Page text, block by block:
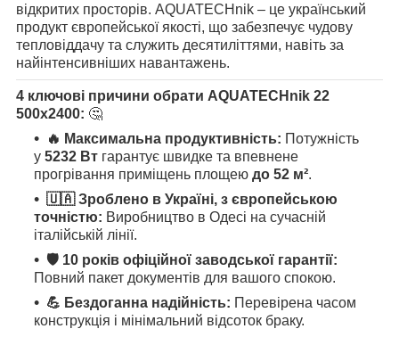
відкритих просторів. AQUATECHnik – це український
продукт європейської якості, що забезпечує чудову
тепловіддачу та служить десятиліттями, навіть за
найінтенсивніших навантажень.
4 ключові причини обрати AQUATECHnik 22
500x2400: 🤔
🔥 Максимальна продуктивність: Потужність
у 5232 Вт гарантує швидке та впевнене
прогрівання приміщень площею до 52 м².
🇺🇦 Зроблено в Україні, з європейською
точністю: Виробництво в Одесі на сучасній
італійській лінії.
🛡️ 10 років офіційної заводської гарантії:
Повний пакет документів для вашого спокою.
💪 Бездоганна надійність: Перевірена часом
конструкція і мінімальний відсоток браку.